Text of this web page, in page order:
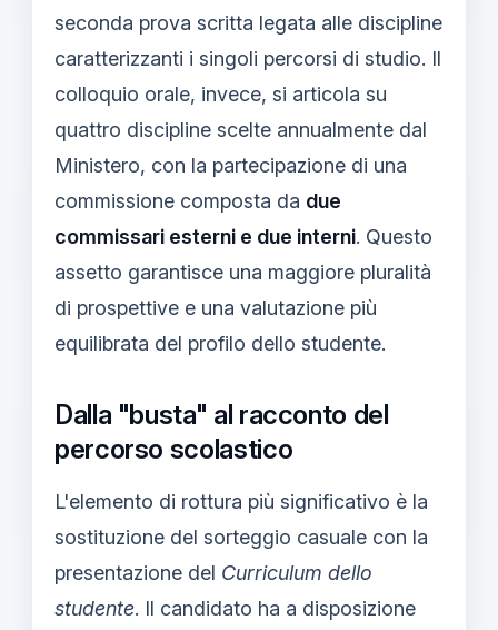
seconda prova scritta legata alle discipline
caratterizzanti i singoli percorsi di studio. Il
colloquio orale, invece, si articola su
quattro discipline scelte annualmente dal
Ministero, con la partecipazione di una
commissione composta da due
commissari esterni e due interni. Questo
assetto garantisce una maggiore pluralità
di prospettive e una valutazione più
equilibrata del profilo dello studente.
Dalla "busta" al racconto del
percorso scolastico
L'elemento di rottura più significativo è la
sostituzione del sorteggio casuale con la
presentazione del Curriculum dello
studente. Il candidato ha a disposizione